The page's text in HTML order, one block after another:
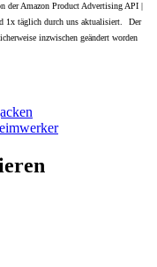
Amazon Product Advertising API |
1x täglich durch uns aktualisiert.
Der
inzwischen geändert worden